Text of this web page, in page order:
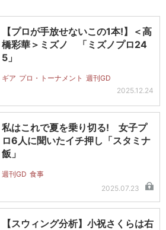
【プロが手放せないこの1本!】＜高
橋彩華＞ミズノ 「ミズノプロ24
5」
ギア プロ・トーナメント 週刊GD
2025.12.24
私はこれで夏を乗り切る! 女子プ
ロ6人に聞いたイチ押し「スタミナ
飯」
週刊GD 食事
2025.07.23
【スウィング分析】小祝さくらは右